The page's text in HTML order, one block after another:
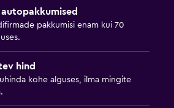
pakkumisi enam kui 70
hind
kohe alguses, ilma mingite